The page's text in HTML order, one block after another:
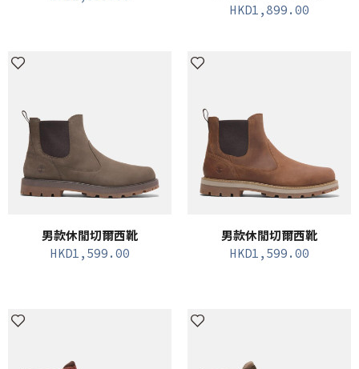
HKD1,899.00
男款休閒切爾西靴
HKD1,599.00
男款休閒切爾西靴
HKD1,599.00